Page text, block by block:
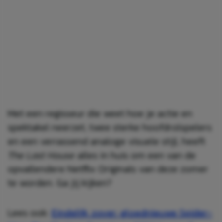
Met een regisseur die weet hoe je actie en
spektakel neerzet, twee sterke hoofdrolspelers
en een verrassend analoge visuele stijl, heeft
The Last House alles in huis om een van de
opvallendere Netflix Originals van deze zomer
te worden. Ga jij kijken?
Lees ook:Eindelijk zover: gloednieuwe Spider-